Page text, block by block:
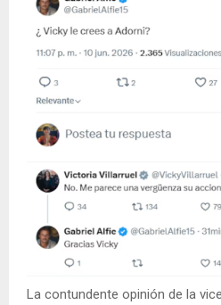
La contundente opinión de la